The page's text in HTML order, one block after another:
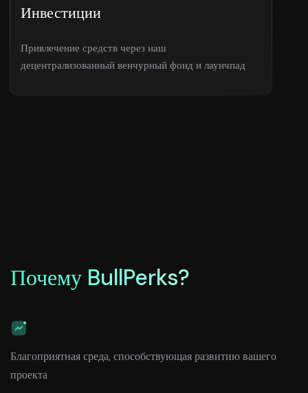
Инвестиции
Привлечение средств через наш
децентрализованный венчурный фонд и лаунчпад
Почему BullPerks?
Благоприятная среда, способствующая развитию вашего
проекта